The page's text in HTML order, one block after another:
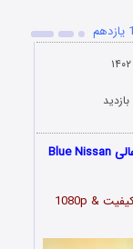
سریال نیسان آبی فصل 2 قسمت 11 با کیفیت عالی Blue Nissan
با کیفیت 1080p &